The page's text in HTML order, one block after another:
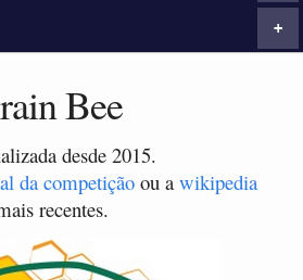
+
Bee
desde 2015.
da competição ou a wikipedia
recentes.